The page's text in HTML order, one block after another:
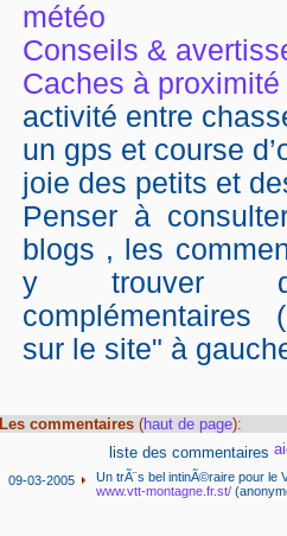
météo
Conseils &
Caches à proximité
activité entre
un gps et course
joie des petits et
Penser à
blogs , les
y trouver
complémentaires
sur le site" à
Les commentaires (haut de page):
liste des commentaires
09-03-2005
Un trÃ¨s bel intinÃ©raire pour le
www.vtt-montagne.fr.st/